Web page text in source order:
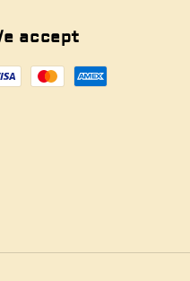
accept